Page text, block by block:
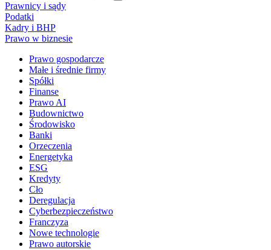
Prawnicy i sądy
Podatki
Kadry i BHP
Prawo w biznesie
Prawo gospodarcze
Małe i średnie firmy
Spółki
Finanse
Prawo AI
Budownictwo
Środowisko
Banki
Orzeczenia
Energetyka
ESG
Kredyty
Cło
Deregulacja
Cyberbezpieczeństwo
Franczyza
Nowe technologie
Prawo autorskie